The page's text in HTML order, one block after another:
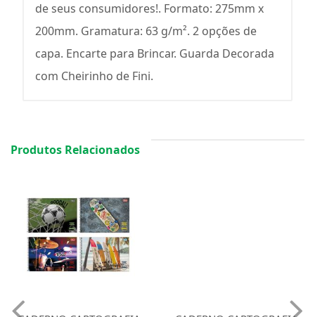
de seus consumidores!. Formato: 275mm x
200mm. Gramatura: 63 g/m². 2 opções de
capa. Encarte para Brincar. Guarda Decorada
com Cheirinho de Fini.
Produtos Relacionados